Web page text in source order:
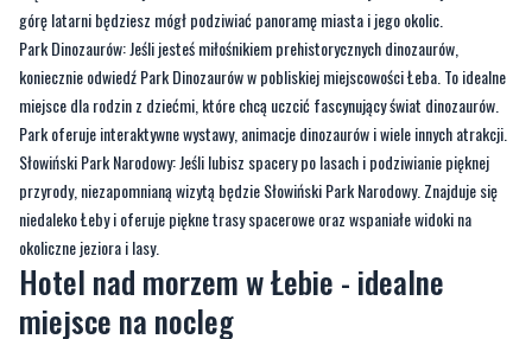
miejsce dla rodzin z dziećmi, które chcą uczcić fascynujący świat dinozaurów.
Park oferuje interaktywne wystawy, animacje dinozaurów i wiele innych atrakcji.
Słowiński Park Narodowy: Jeśli lubisz spacery po lasach i podziwianie pięknej
przyrody, niezapomnianą wizytą będzie Słowiński Park Narodowy. Znajduje się
niedaleko Łeby i oferuje piękne trasy spacerowe oraz wspaniałe widoki na
okoliczne jeziora i lasy.
Hotel nad morzem w Łebie - idealne
miejsce na nocleg
Gdzie zatrzymać się podczas swojej podróży do Łeby? Oczywiście, że w jednym
z licznych hoteli nad morzem. W Łebie znajdziesz wiele pięknych hoteli, które
oferują komfortowe pokoje oraz szeroki wachlarz udogodnień, aby zapewnić Ci